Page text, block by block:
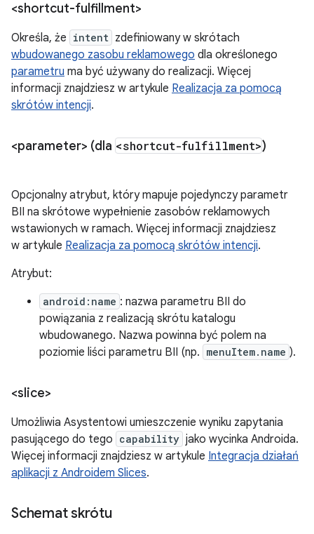
<shortcut-fulfillment>
Określa, że intent zdefiniowany w skrótach
wbudowanego zasobu reklamowego dla określonego
parametru ma być używany do realizacji. Więcej
informacji znajdziesz w artykule Realizacja za pomocą
skrótów intencji.
<parameter> (dla <shortcut-fulfillment>)
Opcjonalny atrybut, który mapuje pojedynczy parametr
BII na skrótowe wypełnienie zasobów reklamowych
wstawionych w ramach. Więcej informacji znajdziesz
w artykule Realizacja za pomocą skrótów intencji.
Atrybut:
android:name : nazwa parametru BII do
powiązania z realizacją skrótu katalogu
wbudowanego. Nazwa powinna być polem na
poziomie liści parametru BII (np. menuItem.name ).
<slice>
Umożliwia Asystentowi umieszczenie wyniku zapytania
pasującego do tego capability jako wycinka Androida.
Więcej informacji znajdziesz w artykule Integracja działań
aplikacji z Androidem Slices.
Schemat skrótu